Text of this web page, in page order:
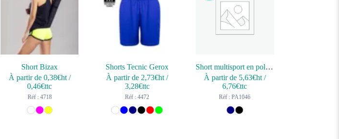
Short Bizax
À partir de 0,38€ht/
0,46€ttc
Réf : 4718
Shorts Tecnic Gerox
À partir de 2,73€ht /
3,28€ttc
Réf : 4472
Short multisport en polyester femme
À partir de 5,63€ht/
6,76€ttc
Réf : PA1046